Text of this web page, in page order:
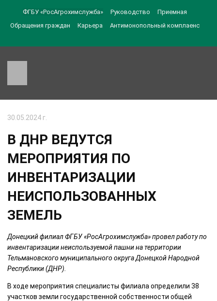
ФГБУ «РосАгрохимслужба» Руководство
Приемная
Обращения граждан
Карьера Антимонопольный комплаенс
30.05.2024 г.
В ДНР ВЕДУТСЯ
МЕРОПРИЯТИЯ ПО
ИНВЕНТАРИЗАЦИИ
НЕИСПОЛЬЗОВАННЫХ
ЗЕМЕЛЬ
Донецкий филиал ФГБУ «РосАгрохимслужба» провел работупо
инвентаризации неиспользуемой пашнина территории
Тельмановского муниципального округа Донецкой Народной
Республики (ДНР).
В ходе мероприятия специалисты филиала определили 38
участков земли государственной собственности общей